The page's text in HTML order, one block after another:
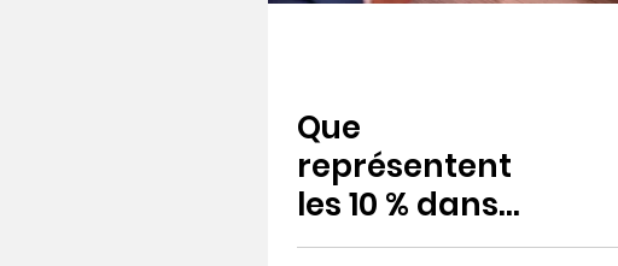
Que
représentent
les 10 % dans
Abilar 10 % ?